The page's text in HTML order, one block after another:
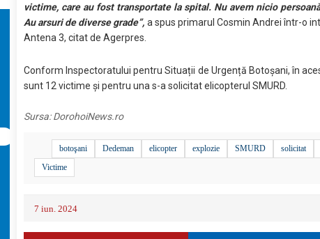
victime, care au fost transportate la spital. Nu avem nicio
Au arsuri de diverse grade”, a spus primarul Cosmin Andrei într-o
Antena 3, citat de Agerpres.
Conform Inspectoratului pentru Situații de Urgență Botoșani, în
sunt 12 victime și pentru una s-a solicitat elicopterul SMURD.
Sursa:DorohoiNews.ro
botoşani Dedeman elicopter explozie SMURD solicitat
Victime
7 iun. 2024